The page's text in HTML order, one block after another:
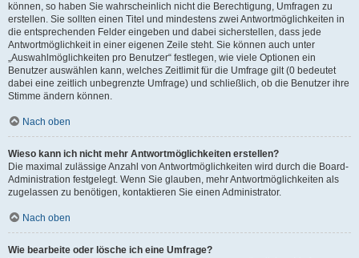
können, so haben Sie wahrscheinlich nicht die Berechtigung, Umfragen zu
erstellen. Sie sollten einen Titel und mindestens zwei Antwortmöglichkeiten in
die entsprechenden Felder eingeben und dabei sicherstellen, dass jede
Antwortmöglichkeit in einer eigenen Zeile steht. Sie können auch unter
„Auswahlmöglichkeiten pro Benutzer“ festlegen, wie viele Optionen ein
Benutzer auswählen kann, welches Zeitlimit für die Umfrage gilt (0 bedeutet
dabei eine zeitlich unbegrenzte Umfrage) und schließlich, ob die Benutzer ihre
Stimme ändern können.
Nach oben
Wieso kann ich nicht mehr Antwortmöglichkeiten erstellen?
Die maximal zulässige Anzahl von Antwortmöglichkeiten wird durch die Board-
Administration festgelegt. Wenn Sie glauben, mehr Antwortmöglichkeiten als
zugelassen zu benötigen, kontaktieren Sie einen Administrator.
Nach oben
Wie bearbeite oder lösche ich eine Umfrage?